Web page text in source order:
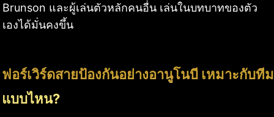
Brunson และผู้เล่นตัวหลักคนอื่น เล่นในบทบาทของตัว
เองได้มั่นคงขึ้น
ฟอร์เวิร์ดสายป้องกันอย่างอานูโนบี เหมาะกับทีม
แบบไหน?